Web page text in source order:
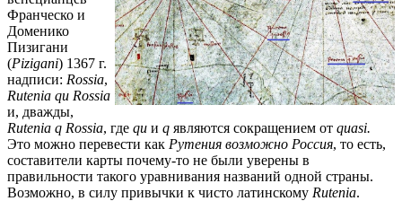
Франческо и
Доменико
Пизигани
(Pizigani) 1367 г.
надписи: Rossia,
Rutenia qu Rossia
и, дважды,
Rutenia q Rossia, где qu и q являются сокращением от quasi.
Это можно перевести как Рутения возможно Россия, то есть,
составители карты почему-то не были уверены в
правильности такого уравнивания названий одной страны.
Возможно, в силу привычки к чисто латинскому Rutenia.